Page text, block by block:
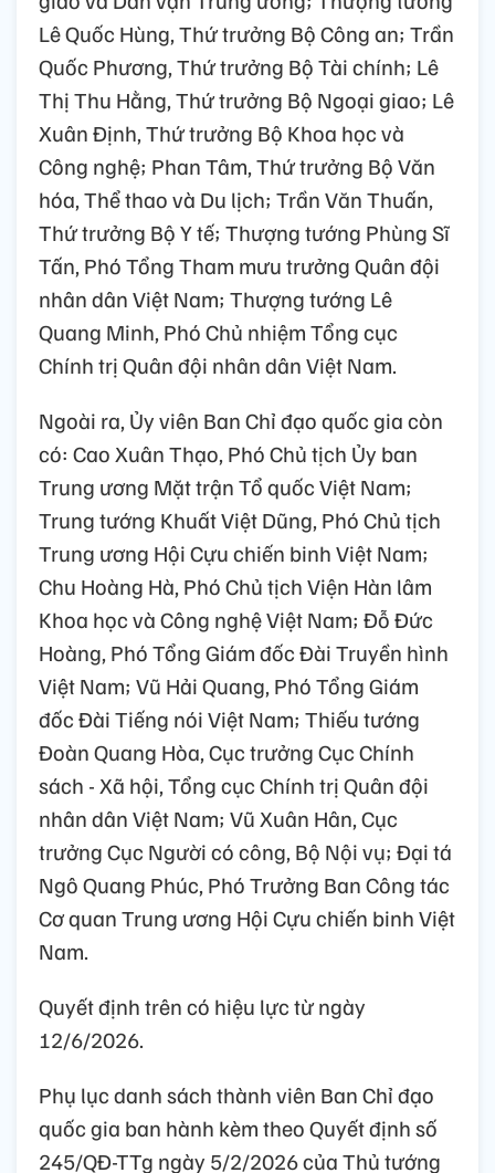
Lê Quốc Hùng, Thứ trưởng Bộ Công an; Trần
Quốc Phương, Thứ trưởng Bộ Tài chính; Lê
Thị Thu Hằng, Thứ trưởng Bộ Ngoại giao; Lê
Xuân Định, Thứ trưởng Bộ Khoa học và
Công nghệ; Phan Tâm, Thứ trưởng Bộ Văn
hóa, Thể thao và Du lịch; Trần Văn Thuấn,
Thứ trưởng Bộ Y tế; Thượng tướng Phùng Sĩ
Tấn, Phó Tổng Tham mưu trưởng Quân đội
nhân dân Việt Nam; Thượng tướng Lê
Quang Minh, Phó Chủ nhiệm Tổng cục
Chính trị Quân đội nhân dân Việt Nam.
Ngoài ra, Ủy viên Ban Chỉ đạo quốc gia còn
có: Cao Xuân Thạo, Phó Chủ tịch Ủy ban
Trung ương Mặt trận Tổ quốc Việt Nam;
Trung tướng Khuất Việt Dũng, Phó Chủ tịch
Trung ương Hội Cựu chiến binh Việt Nam;
Chu Hoàng Hà, Phó Chủ tịch Viện Hàn lâm
Khoa học và Công nghệ Việt Nam; Đỗ Đức
Hoàng, Phó Tổng Giám đốc Đài Truyền hình
Việt Nam; Vũ Hải Quang, Phó Tổng Giám
đốc Đài Tiếng nói Việt Nam; Thiếu tướng
Đoàn Quang Hòa, Cục trưởng Cục Chính
sách - Xã hội, Tổng cục Chính trị Quân đội
nhân dân Việt Nam; Vũ Xuân Hân, Cục
trưởng Cục Người có công, Bộ Nội vụ; Đại tá
Ngô Quang Phúc, Phó Trưởng Ban Công tác
Cơ quan Trung ương Hội Cựu chiến binh Việt
Nam.
Quyết định trên có hiệu lực từ ngày
12/6/2026.
Phụ lục danh sách thành viên Ban Chỉ đạo
quốc gia ban hành kèm theo Quyết định số
245/QĐ-TTg ngày 5/2/2026 của Thủ tướng